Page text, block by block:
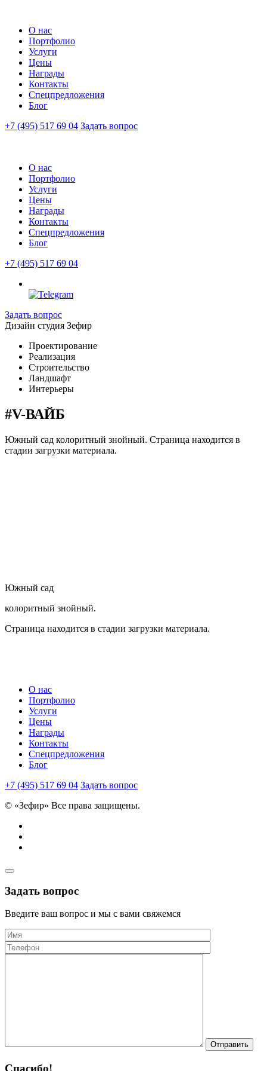
О нас
Портфолио
Услуги
Цены
Награды
Контакты
Спецпредложения
Блог
+7 (495) 517 69 04 Задать вопрос
О нас
Портфолио
Услуги
Цены
Награды
Контакты
Спецпредложения
Блог
+7 (495) 517 69 04
Задать вопрос
Дизайн студия Зефир
Проектирование
Реализация
Строительство
Ландшафт
Интерьеры
#V-ВАЙБ
Южный сад колоритный знойный. Страница находится в
стадии загрузки материала.
Южный сад
колоритный знойный.
Страница находится в стадии загрузки материала.
О нас
Портфолио
Услуги
Цены
Награды
Контакты
Спецпредложения
Блог
+7 (495) 517 69 04 Задать вопрос
© «Зефир» Все права защищены.
Задать вопрос
Введите ваш вопрос и мы с вами свяжемся
Отправить
Спасибо!